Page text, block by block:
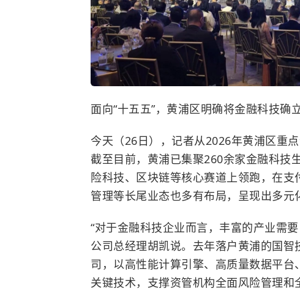
面向“十五五”，黄浦区明确将金融科技确
今天（26日），记者从2026年黄浦区重
截至目前，黄浦已集聚260余家金融科技
险科技、区块链等核心赛道上领跑，在
管理等长尾业态也多有布局，呈现出多元
“对于金融科技企业而言，丰富的产业需
公司总经理胡凯说。去年落户黄浦的国
司，以高性能计算引擎、高质量数据平
关键技术，支撑资管机构全面风险管理和